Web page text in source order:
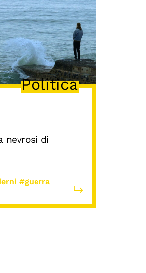
Politica
nevrosi di
#guerra